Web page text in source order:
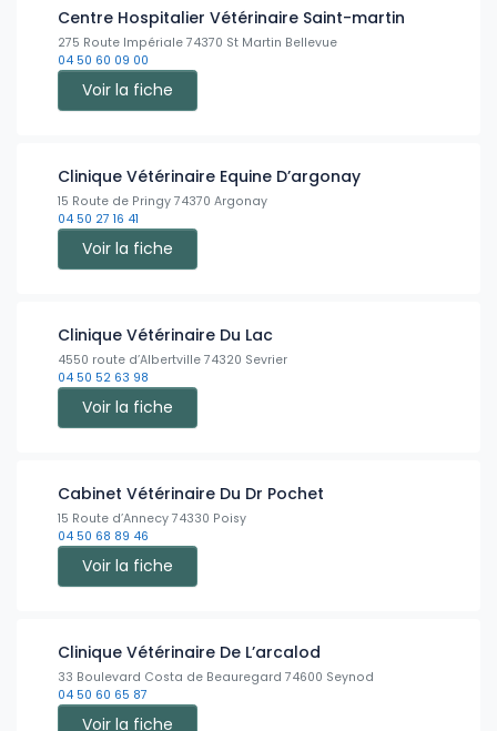
Centre Hospitalier Vétérinaire Saint-martin
275 Route Impériale 74370 St Martin Bellevue
04 50 60 09 00
Voir la fiche
Clinique Vétérinaire Equine D’argonay
15 Route de Pringy 74370 Argonay
04 50 27 16 41
Voir la fiche
Clinique Vétérinaire Du Lac
4550 route d’Albertville 74320 Sevrier
04 50 52 63 98
Voir la fiche
Cabinet Vétérinaire Du Dr Pochet
15 Route d’Annecy 74330 Poisy
04 50 68 89 46
Voir la fiche
Clinique Vétérinaire De L’arcalod
33 Boulevard Costa de Beauregard 74600 Seynod
04 50 60 65 87
Voir la fiche